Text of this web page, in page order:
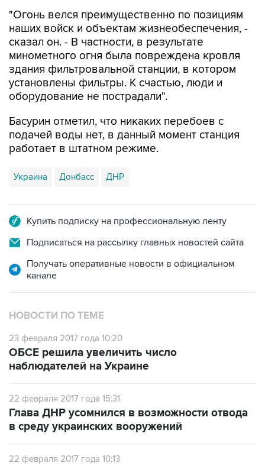
"Огонь велся преимущественно по позициям
наших войск и объектам жизнеобеспечения, -
сказал он. - В частности, в результате
минометного огня была повреждена кровля
здания фильтровальной станции, в котором
установлены фильтры. К счастью, люди и
оборудование не пострадали".
Басурин отметил, что никаких перебоев с
подачей воды нет, в данный момент станция
работает в штатном режиме.
Украина Донбасс ДНР
Купить подписку на профессиональную ленту
Подписаться на рассылку главных новостей сайта
Получать оперативные новости в официальном
канале
НОВОСТИ ПО ТЕМЕ
23 февраля 2017 года 10:20
ОБСЕ решила увеличить число
наблюдателей на Украине
22 февраля 2017 года 15:31
Глава ДНР усомнился в возможности отвода
в среду украинских вооружений
22 февраля 2017 года 10:13